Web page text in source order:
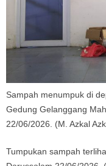
Sampah menumpuk di
Gedung Gelanggang
22/06/2026. (M. Azkal
Tumpukan sampah